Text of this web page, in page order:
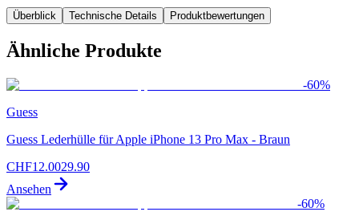
Überblick Technische Details Produktbewertungen
Ähnliche Produkte
-60%
Guess
Guess Lederhülle für Apple iPhone 13 Pro Max - Braun
CHF12.0029.90
Ansehen
-60%